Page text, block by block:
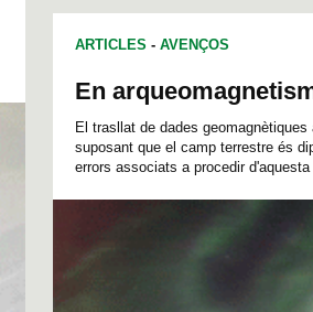
ARTICLES - AVENÇOS
En
El trasllat de dades
suposant que el camp terrestre és
errors associats a procedir